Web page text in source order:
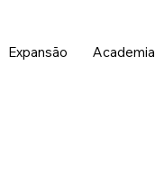
Expansão Academia